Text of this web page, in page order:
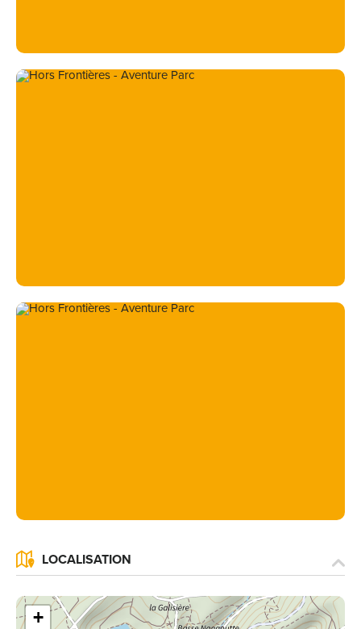
LOCALISATION
+